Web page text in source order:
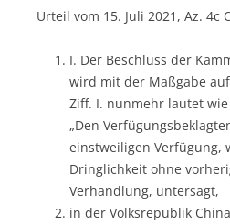
Urteil vom 15. Juli 2021, Az. 4c
I. Der Beschluss der
wird mit der Maßgabe
Ziff. I. nunmehr lautet
„Den
einstweiligen Verfügung,
Dringlichkeit ohne
Verhandlung, untersagt,
in der Volksrepublik